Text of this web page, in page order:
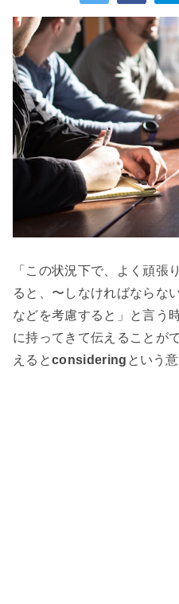
「この状況下で、よく頑張
ると、〜しなければならな
などを考慮すると」と言う
に持ってきて伝えることが
えるとconsidering という